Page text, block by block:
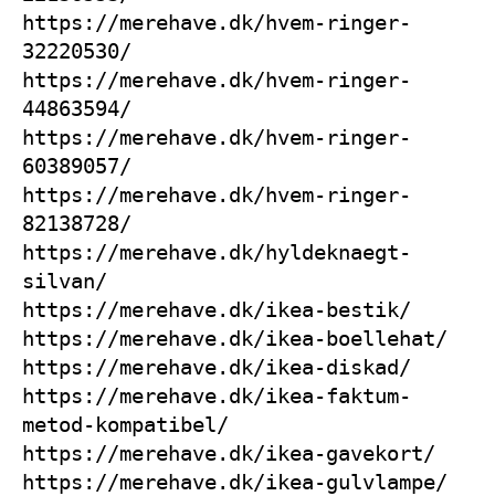
https://merehave.dk/hvem-ringer-
32220530/
https://merehave.dk/hvem-ringer-
44863594/
https://merehave.dk/hvem-ringer-
60389057/
https://merehave.dk/hvem-ringer-
82138728/
https://merehave.dk/hyldeknaegt-
silvan/
https://merehave.dk/ikea-bestik/
https://merehave.dk/ikea-boellehat/
https://merehave.dk/ikea-diskad/
https://merehave.dk/ikea-faktum-
metod-kompatibel/
https://merehave.dk/ikea-gavekort/
https://merehave.dk/ikea-gulvlampe/